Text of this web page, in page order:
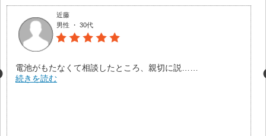
近藤
男性 ・ 30代
電池がもたなくて相談したところ、親切に説……
続きを読む